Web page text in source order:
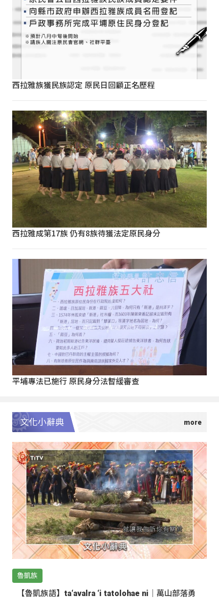
西拉雅族獲民族認定 原民日回顧正名歷程
西拉雅成第17族 仍有8族待獲法定原民身分
平埔專法已施行 原民身分法暫緩審查
文化小辭典
魯凱族
【魯凱族語】ta‘avalra ‘i tatolohae ni｜萬山部落勇